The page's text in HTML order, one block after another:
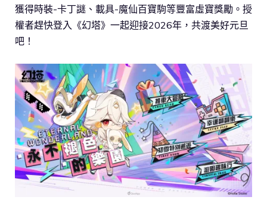
獲得時裝-卡丁謎、載具-魔仙百寶駒等豐富虛寶獎勵。授
權者趕快登入《幻塔》一起迎接2026年，共渡美好元旦
吧！